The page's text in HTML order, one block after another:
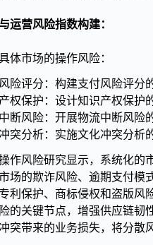
运营风险指数构建：
体市场的操作风险：
险评分：构建支付风险评分
权保护：设计知识产权保护
断风险：开展物流中断风险
突分析：实施文化冲突分析
作风险研究显示，系统化的
场的欺诈风险、逾期支付模
利保护、商标侵权和盗版风
的关键节点，增强供应链韧
突带来的业务损失，将分散